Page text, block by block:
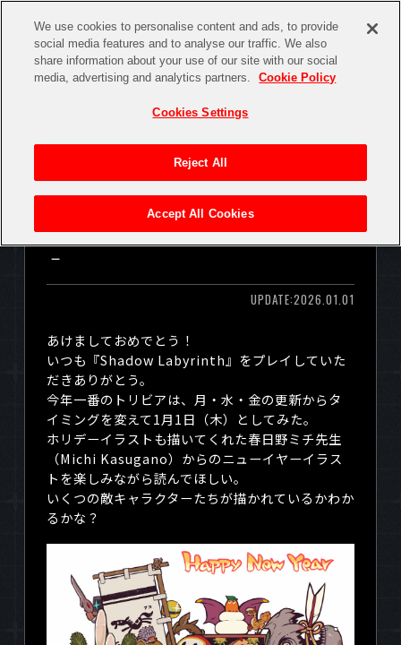
MEDIA ABOUT
SYSTEM
PRODUCTS
GAME
タゴッチ博士のShadow Labyrinthト
リビア #46 －殲滅者姉妹・ツァデ
－
UPDATE:2026.01.01
あけましておめでとう！
いつも『Shadow Labyrinth 』をプレイしていた
だきありがとう。
今年一番のトリビアは、月・水・金の更新からタ
イミングを変えて1月1日（木）
としてみた。
ホリデーイラストも描いてくれた春日野ミチ先生
（Michi Kasugano）からのニューイヤーイラス
トを楽しみながら読んでほしい。
いくつの敵キャラクターたちが描かれているかわか
るかな？
We use cookies to personalise content and ads, to provide
social media features and to analyse our traffic. We also
share information about your use of our site with our social
media, advertising and analytics partners.
Cookie Policy
Cookies Settings
Reject All
Accept All Cookies